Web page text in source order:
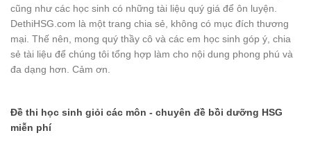
cũng như các học sinh có những tài liệu quý giá để ôn luyện.
DethiHSG.com là một trang chia sẻ, không có mục đích thương
mại. Thế nên, mong quý thầy cô và các em học sinh góp ý, chia
sẻ tài liệu để chúng tôi tổng hợp làm cho nội dung phong phú và
đa dạng hơn. Cảm ơn.
Đề thi học sinh giỏi các môn - chuyên đề bồi dưỡng HSG
miễn phí